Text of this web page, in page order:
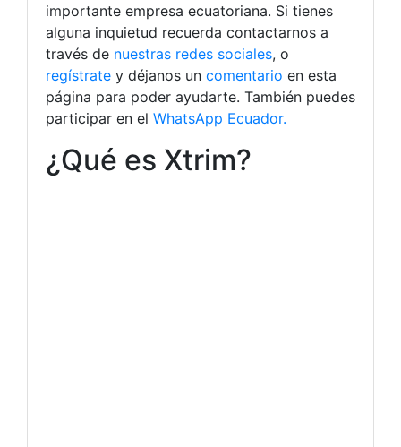
importante empresa ecuatoriana. Si tienes
alguna inquietud recuerda contactarnos a
través de nuestras redes sociales, o
regístrate y déjanos un comentario en esta
página para poder ayudarte. También puedes
participar en el WhatsApp Ecuador.
¿Qué es Xtrim?